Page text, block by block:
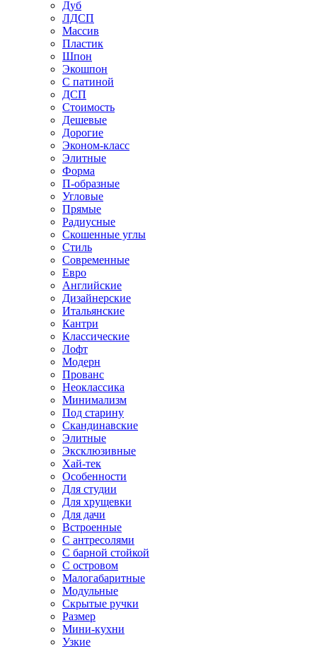
Дуб
ЛДСП
Массив
Пластик
Шпон
Экошпон
С патиной
ДСП
Стоимость
Дешевые
Дорогие
Эконом-класс
Элитные
Форма
П-образные
Угловые
Прямые
Радиусные
Скошенные углы
Стиль
Современные
Евро
Английские
Дизайнерские
Итальянские
Кантри
Классические
Лофт
Модерн
Прованс
Неоклассика
Минимализм
Под старину
Скандинавские
Элитные
Эксклюзивные
Хай-тек
Особенности
Для студии
Для хрущевки
Для дачи
Встроенные
С антресолями
С барной стойкой
С островом
Малогабаритные
Модульные
Скрытые ручки
Размер
Мини-кухни
Узкие